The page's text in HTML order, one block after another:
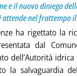
e il nuovo diniego
nel frattempo
ha rigettato la
dal
dell’Autorità
la salvaguardia